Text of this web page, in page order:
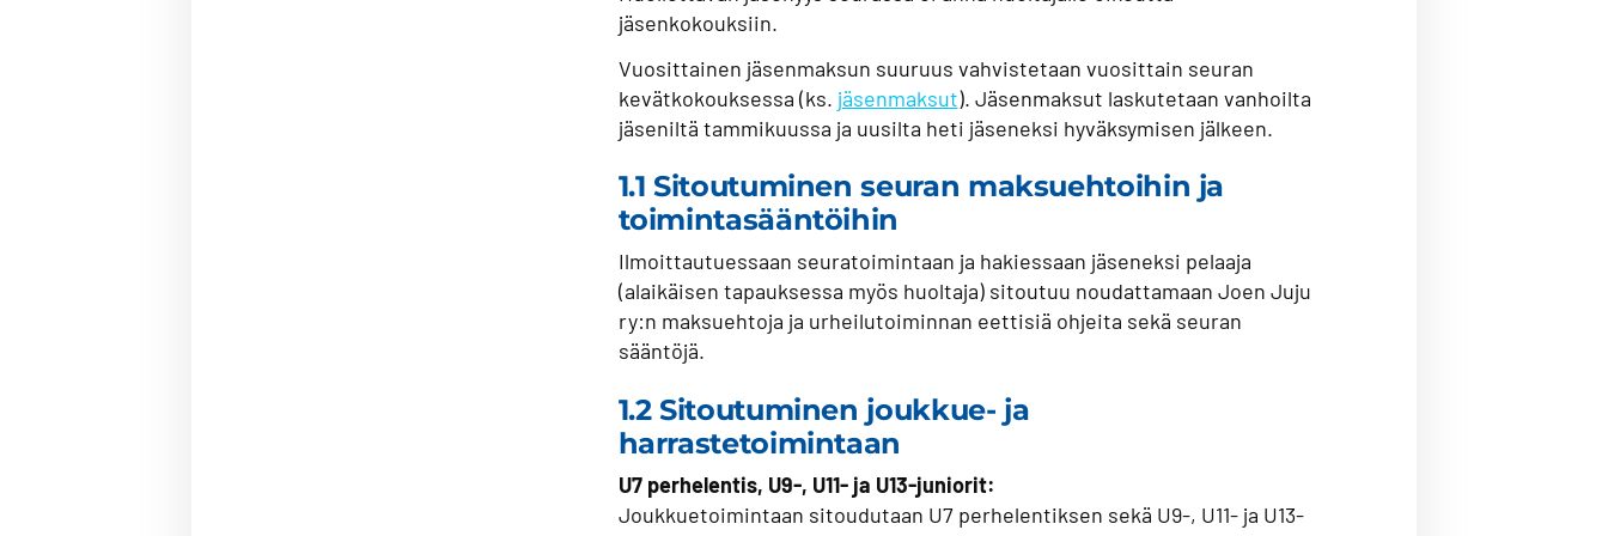
jäsenkokouksiin.
Vuosittainen jäsenmaksun suuruus vahvistetaan vuosittain seuran
kevätkokouksessa (ks. jäsenmaksut). Jäsenmaksut laskutetaan vanhoilta
jäseniltä tammikuussa ja uusilta heti jäseneksi hyväksymisen jälkeen.
1.1 Sitoutuminen seuran maksuehtoihin ja
toimintasääntöihin
Ilmoittautuessaan seuratoimintaan ja hakiessaan jäseneksi pelaaja
(alaikäisen tapauksessa myös huoltaja) sitoutuu noudattamaan Joen Juju
ry:n maksuehtoja ja urheilutoiminnan eettisiä ohjeita sekä seuran
sääntöjä.
1.2 Sitoutuminen joukkue- ja
harrastetoimintaan
U7 perhelentis, U9-, U11- ja U13-juniorit:
Joukkuetoimintaan sitoudutaan U7 perhelentiksen sekä U9-, U11- ja U13-